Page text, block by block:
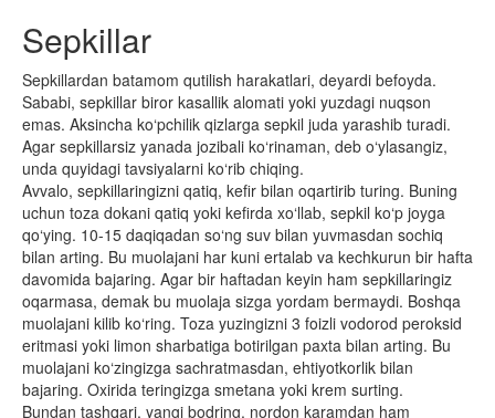
Sepkillar
Sepkillardan batamom qutilish harakatlari, deyardi befoyda.
Sababi, sepkillar biror kasallik alomati yoki yuzdagi nuqson
emas. Aksincha ko‘pchilik qizlarga sepkil juda yarashib turadi.
Agar sepkillarsiz yanada jozibali ko‘rinaman, deb o‘ylasangiz,
unda quyidagi tavsiyalarni ko‘rib chiqing.
Avvalo, sepkillaringizni qatiq, kefir bilan oqartirib turing. Buning
uchun toza dokani qatiq yoki kefirda xo‘llab, sepkil ko‘p joyga
qo‘ying. 10-15 daqiqadan so‘ng suv bilan yuvmasdan sochiq
bilan arting. Bu muolajani har kuni ertalab va kechkurun bir hafta
davomida bajaring. Agar bir haftadan keyin ham sepkillaringiz
oqarmasa, demak bu muolaja sizga yordam bermaydi. Boshqa
muolajani kilib ko‘ring. Toza yuzingizni 3 foizli vodorod peroksid
eritmasi yoki limon sharbatiga botirilgan paxta bilan arting. Bu
muolajani ko‘zingizga sachratmasdan, ehtiyotkorlik bilan
bajaring. Oxirida teringizga smetana yoki krem surting.
Bundan tashqari, yangi bodring, nordon karamdan ham